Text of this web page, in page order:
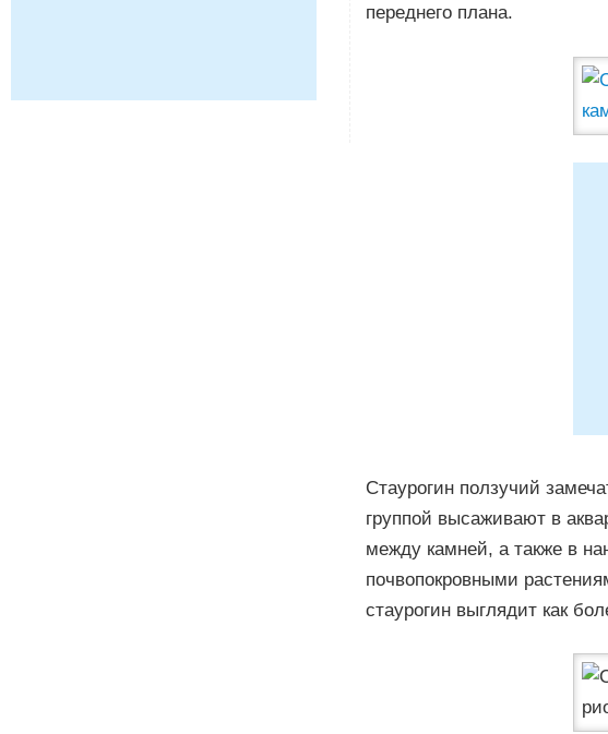
переднего плана.
Стаурогин ползучий
группой высаживают в
между камней, а также в
почвопокровными
стаурогин выглядит как